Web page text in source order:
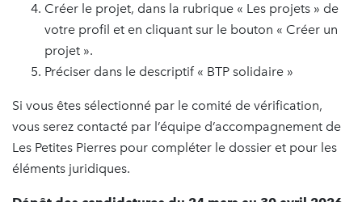
Créer le projet, dans la rubrique « Les projets » de
votre profil et en cliquant sur le bouton « Créer un
projet ».
Préciser dans le descriptif « BTP solidaire »
Si vous êtes sélectionné par le comité de vérification,
vous serez contacté par l’équipe d’accompagnement de
Les Petites Pierres pour compléter le dossier et pour les
éléments juridiques.